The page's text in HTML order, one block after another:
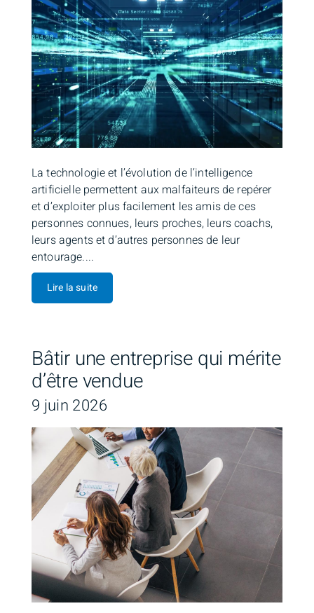
La technologie et l’évolution de l’intelligence
artificielle permettent aux malfaiteurs de repérer
et d’exploiter plus facilement les amis de ces
personnes connues, leurs proches, leurs coachs,
leurs agents et d’autres personnes de leur
entourage....
Lire la suite
Bâtir une entreprise qui mérite
d’être vendue
9 juin 2026